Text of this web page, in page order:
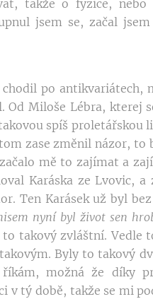
takže o fyzice, nebo
jsem se, začal
po antikvariátech,
Miloše Lébra, kterej
spíš proletářskou
zase změnil názor, to
mě to zajímat a
Karáska ze Lvovic, a
Ten Karásek už byl
nyní byl život sen
takový zvláštní. Vedle
Byly to takový
možná že díky
v tý době, takže se mi